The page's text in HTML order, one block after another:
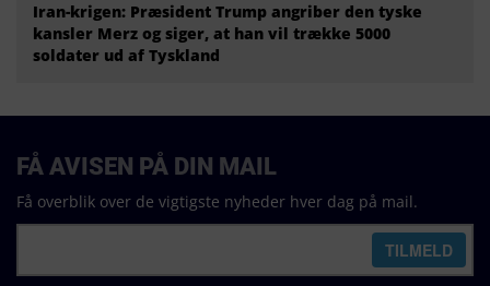
Iran-krigen: Præsident Trump angriber den tyske
kansler Merz og siger, at han vil trække 5000
soldater ud af Tyskland
FÅ AVISEN PÅ DIN MAIL
Få overblik over de vigtigste nyheder hver dag på mail.